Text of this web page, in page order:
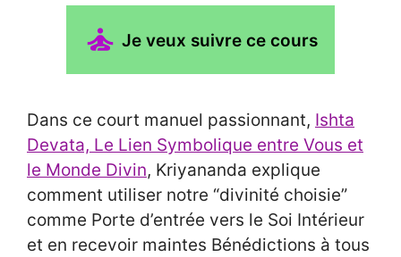
Je veux suivre ce cours
Dans ce court manuel passionnant, Ishta
Devata, Le Lien Symbolique entre Vous et
le Monde Divin, Kriyananda explique
comment utiliser notre “divinité choisie”
comme Porte d’entrée vers le Soi Intérieur
et en recevoir maintes Bénédictions à tous